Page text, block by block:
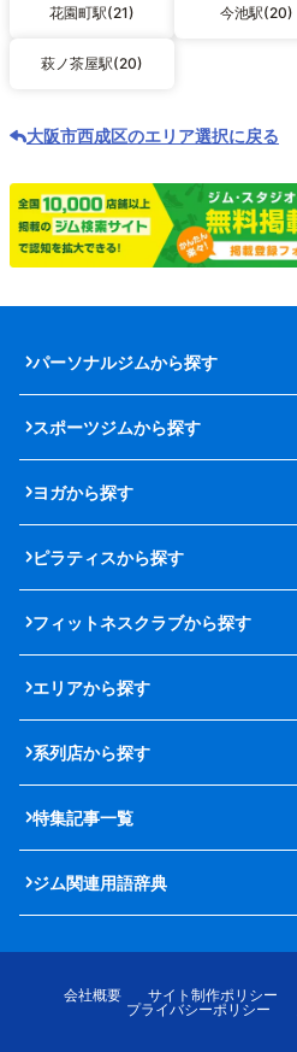
花園町駅(21) 今池駅(20)
萩ノ茶屋駅(20)
大阪市西成区のエリア選択に戻る
パーソナルジムから探す
スポーツジムから探す
ヨガから探す
ピラティスから探す
フィットネスクラブから探す
エリアから探す
系列店から探す
特集記事一覧
ジム関連用語辞典
会社概要 サイト制作ポリシー
プライバシーポリシー